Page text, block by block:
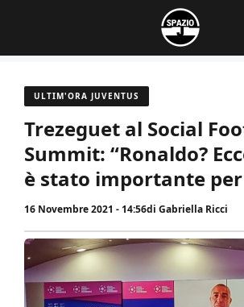
contenuto
ULTIM'ORA JUVENTUS
Trezeguet al Social
Summit: “Ronaldo?
è stato importante per
16 Novembre 2021 - 14:56di Gabriella Ricci